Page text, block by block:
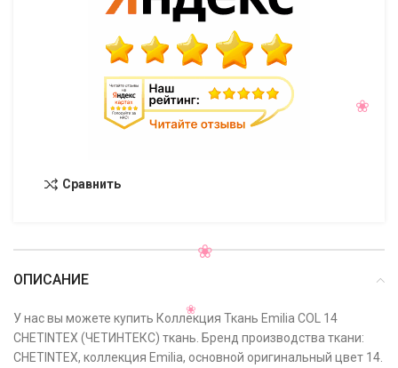
Сравнить
ОПИСАНИЕ
У нас вы можете купить Коллекция Ткань Emilia COL 14
CHETINTEX (ЧЕТИНТЕКС) ткань. Бренд производства ткани:
CHETINTEX, коллекция Emilia, основной оригинальный цвет 14.